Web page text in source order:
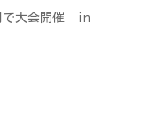
で大会開催 in